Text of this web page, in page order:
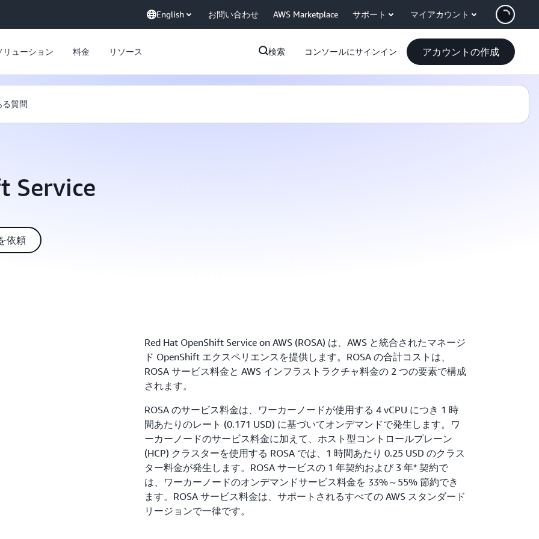
English お問い合わせ AWS Marketplace サポート マイアカウント
リューション 料金 リソース 検索 コンソールにサインイン アカウントの作成
る質問
Service
依頼
Red Hat OpenShift Service on AWS (ROSA) は、AWS と統合されたマネージ
ド OpenShift エクスペリエンスを提供します。ROSA の合計コストは、
ROSA サービス料金と AWS インフラストラクチャ料金の 2 つの要素で構成
されます。
ROSA のサービス料金は、ワーカーノードが使用する 4 vCPU につき 1 時
間あたりのレート (0.171 USD) に基づいてオンデマンドで発生します。ワ
ーカーノードのサービス料金に加えて、ホスト型コントロールプレーン
(HCP) クラスターを使用する ROSA では、1 時間あたり 0.25 USD のクラス
ター料金が発生します。ROSA サービスの 1 年契約および 3 年* 契約で
は、ワーカーノードのオンデマンドサービス料金を 33%～55% 節約でき
ます。ROSA サービス料金は、サポートされるすべての AWS スタンダード
リージョンで一律です。